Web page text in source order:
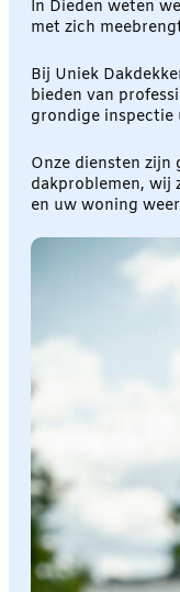
In Dieden weten
met zich
Bij Uniek
bieden van
grondige inspectie
Onze diensten
dakproblemen, wij
en uw woning